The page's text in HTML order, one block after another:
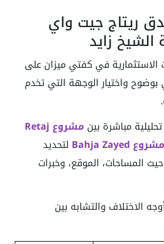
ريتاج جيت واي
زايد
الاستثمارية في كفتي ميزان على
واختيار الوجهة التي تخدم
مباشرة بين
مشروع Retaj
لتحديد
المساحات، الموقع، وخبرات
الاختلاف والتشابه بين